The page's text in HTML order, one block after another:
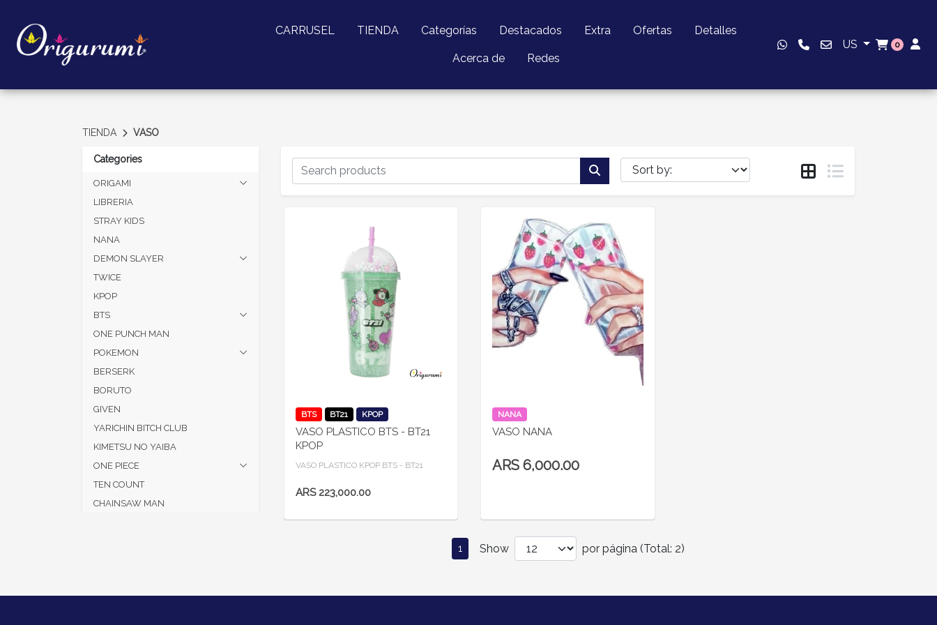
CARRUSEL TIENDA Categorías Destacados Extra Ofertas Detalles
Acerca de Redes
US 0
TIENDA VASO
Categories
ORIGAMI
LIBRERIA
STRAY KIDS
NANA
DEMON SLAYER
TWICE
KPOP
BTS
ONE PUNCH MAN
POKEMON
BERSERK
BORUTO
GIVEN
YARICHIN BITCH CLUB
KIMETSU NO YAIBA
ONE PIECE
TEN COUNT
CHAINSAW MAN
BLUE LOCK
BTS BT21 KPOP
VASO PLASTICO BTS - BT21
KPOP
VASO PLASTICO KPOP BTS - BT21
ARS 223,000.00
NANA
VASO NANA
ARS 6,000.00
1 Show por página (Total: 2)